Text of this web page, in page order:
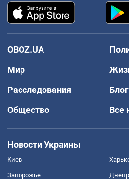
OBOZ.UA
Мир
Расследования
Общество
Все
Новости Украины
Киев
Запорожье Днепр